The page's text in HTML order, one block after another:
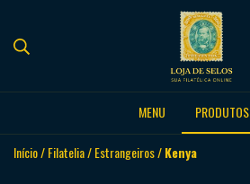
MENU PRODUTOS
Início/Filatelia/Estrangeiros/Kenya